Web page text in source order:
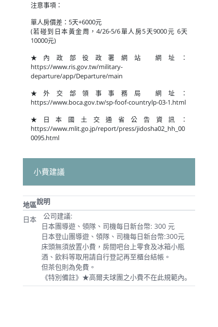
注意事項：
單人房價差：5天+6000元
(若碰到日本黃金周，4/26-5/6單人房5天9000元 6天
10000元)
★內政部役政署網站 網址：
https://www.ris.gov.tw/military-
departure/app/Departure/main
★外交部領事事務局 網址：
https://www.boca.gov.tw/sp-foof-countrylp-03-1.html
★日本國土交通省公告資訊：
https://www.mlit.go.jp/report/press/jidosha02_hh_00
0095.html
小費建議
地區說明
日本
公司建議:
日本團導遊、領隊、司機每日新台幣: 300 元
日本登山團導遊、領隊、司機每日新台幣:300元
床頭無須放置小費，房間吧台上零食及冰箱小瓶
酒、飲料等取用請自行登記再至櫃台結帳。
但茶包則為免費。
《特別備註》★高爾夫球團之小費不在此規範內｡